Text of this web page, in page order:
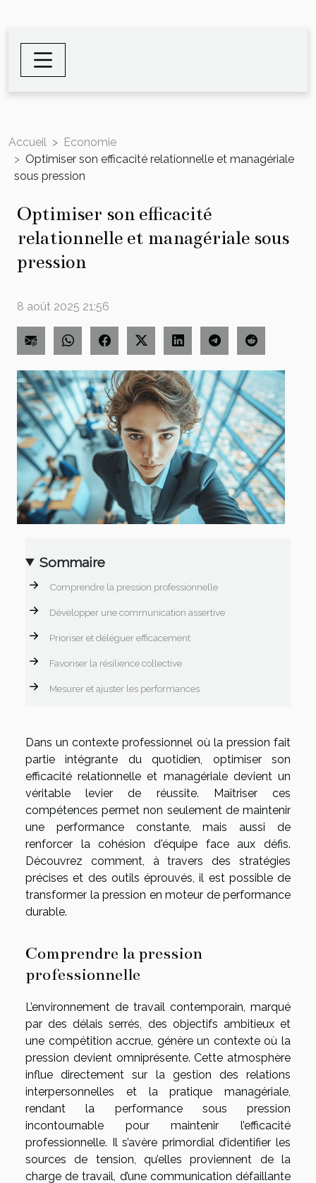
Accueil
Economie
Optimiser son efficacité relationnelle et managériale
sous pression
Optimiser son efficacité
relationnelle et managériale sous
pression
8 août 2025 21:56
Sommaire
Comprendre la pression professionnelle
Développer une communication assertive
Prioriser et déléguer efficacement
Favoriser la résilience collective
Mesurer et ajuster les performances
Dans un contexte professionnel où la pression fait
partie intégrante du quotidien, optimiser son
efficacité relationnelle et managériale devient un
véritable levier de réussite. Maîtriser ces
compétences permet non seulement de maintenir
une performance constante, mais aussi de
renforcer la cohésion d'équipe face aux défis.
Découvrez comment, à travers des stratégies
précises et des outils éprouvés, il est possible de
transformer la pression en moteur de performance
durable.
Comprendre la pression
professionnelle
L’environnement de travail contemporain, marqué
par des délais serrés, des objectifs ambitieux et
une compétition accrue, génère un contexte où la
pression devient omniprésente. Cette atmosphère
influe directement sur la gestion des relations
interpersonnelles et la pratique managériale,
rendant la performance sous pression
incontournable pour maintenir l’efficacité
professionnelle. Il s’avère primordial d’identifier les
sources de tension, qu’elles proviennent de la
charge de travail, d’une communication défaillante